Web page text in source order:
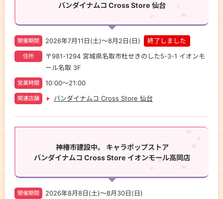
バンダイナムコ Cross Store 仙台
開催期間 2026年7月11日(土)～8月2日(日)​ 終了しました
住所
〒981-1294 宮城県名取市杜せきのした5-3-1 イオンモ
ール名取 3F​
営業時間 10:00～21:00
関連店舗 バンダイナムコ Cross Store 仙台
神椿市建設中。 キャラポップストア
バンダイナムコ Cross Store イオンモール高岡店
開催期間 2026年8月8日(土)～8月30日(日)​